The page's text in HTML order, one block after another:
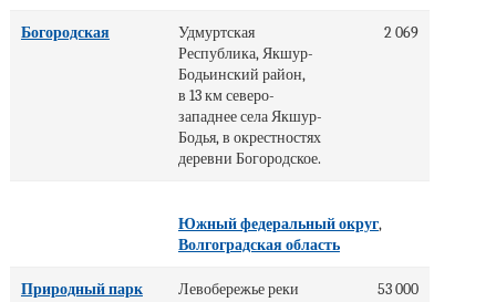
Богородская
Удмуртская
Республика, Якшур-
Бодьинский район,
в 13 км северо-
западнее села Якшур-
Бодья, в окрестностях
деревни Богородское.
2 069
Южный федеральный округ,
Волгоградская область
Природный парк
Левобережье реки
53 000